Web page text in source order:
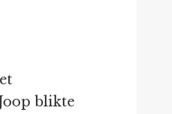
blikte